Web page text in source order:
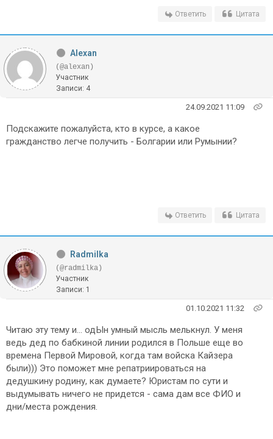
Ответить Цитата
Alexan
(@alexan)
Участник
Записи: 4
24.09.2021 11:09
Подскажите пожалуйста, кто в курсе, а какое
гражданство легче получить - Болгарии или Румынии?
Ответить Цитата
Radmilka
(@radmilka)
Участник
Записи: 1
01.10.2021 11:32
Читаю эту тему и... одЫн умный мысль мелькнул. У меня
ведь дед по бабкиной линии родился в Польше еще во
времена Первой Мировой, когда там войска Кайзера
были))) Это поможет мне репатриироваться на
дедушкину родину, как думаете? Юристам по сути и
выдумывать ничего не придется - сама дам все ФИО и
дни/места рождения.